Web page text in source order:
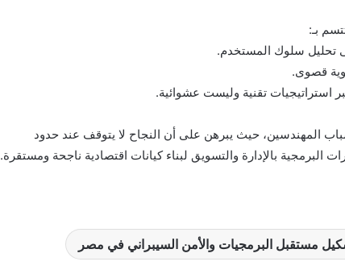
بـ:
تحليل سلوك المستخدم.
قصوى.
استراتيجيات تقنية وليست عشوائية.
المهندسين، حيث يبرهن على أن النجاح لا يتوقف عند حدود
بالإدارة والتسويق لبناء كيانات اقتصادية ناجحة ومستقرة.
مستقبل البرمجيات والأمن السيبراني في مصر